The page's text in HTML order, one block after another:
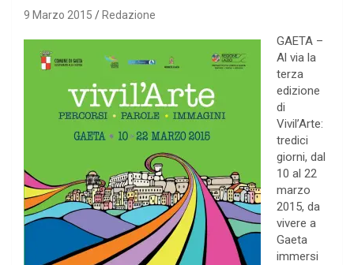
9 Marzo 2015 Redazione
GAETA –
Al via la
terza
edizione
di
Vivil’Arte:
tredici
giorni, dal
10 al 22
marzo
2015, da
vivere a
Gaeta
immersi